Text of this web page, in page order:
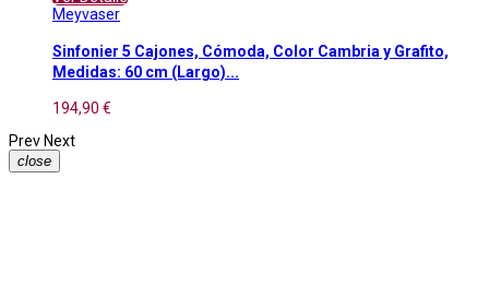
Meyvaser
Sinfonier 5 Cajones, Cómoda, Color Cambria y Grafito,
Medidas: 60 cm (Largo)...
194,90 €
Prev Next
close